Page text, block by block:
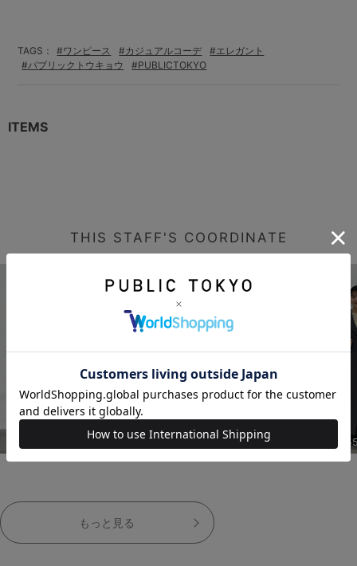
TAGS： #ワンピース #カジュアルコーデ
#エレガント
#パブリックトウキョウ
#PUBLICTOKYO
ITEMS
THIS STAFF'S COORDINATE
155cm
もっと見る